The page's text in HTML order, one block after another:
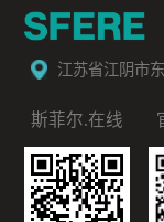
江苏省江阴市
斯菲尔.在线